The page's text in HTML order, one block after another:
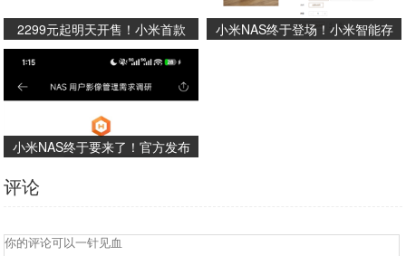
2299元起明天开售！小米首款
NAS由海康威视代工
小米NAS终于登场！小米智能存
小米NAS终于要来了！官方发布
评论